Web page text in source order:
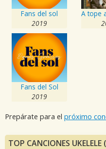
Fans del sol
2019
Fans del Sol
2019
Prepárate para el próximo
TOP CANCIONES